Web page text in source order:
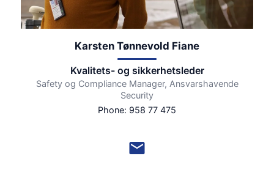
Karsten Tønnevold Fiane
Kvalitets- og sikkerhetsleder
Safety og Compliance Manager, Ansvarshavende
Security
Phone: 958 77 475